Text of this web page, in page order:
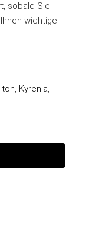
sobald Sie
wichtige
, Kyrenia,